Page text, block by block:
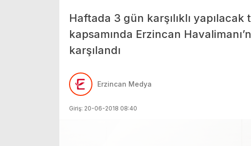
Haftada 3 gün karşılıklı
kapsamında Erzincan
karşılandı
Erzincan Medya
Giriş: 20-06-2018 08:40